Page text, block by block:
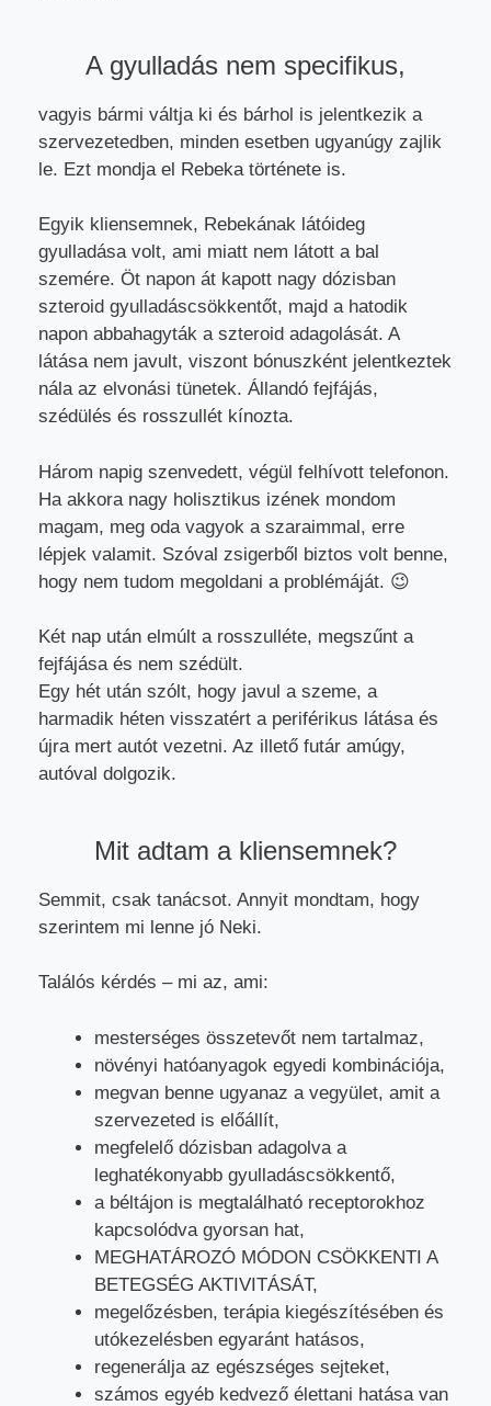
A gyulladás nem specifikus,
vagyis bármi váltja ki és bárhol is jelentkezik a
szervezetedben, minden esetben ugyanúgy zajlik
le. Ezt mondja el Rebeka története is.
Egyik kliensemnek, Rebekának látóideg
gyulladása volt, ami miatt nem látott a bal
szemére. Öt napon át kapott nagy dózisban
szteroid gyulladáscsökkentőt, majd a hatodik
napon abbahagyták a szteroid adagolását. A
látása nem javult, viszont bónuszként jelentkeztek
nála az elvonási tünetek. Állandó fejfájás,
szédülés és rosszullét kínozta.
Három napig szenvedett, végül felhívott telefonon.
Ha akkora nagy holisztikus izének mondom
magam, meg oda vagyok a szaraimmal, erre
lépjek valamit. Szóval zsigerből biztos volt benne,
hogy nem tudom megoldani a problémáját. 😉
Két nap után elmúlt a rosszulléte, megszűnt a
fejfájása és nem szédült.
Egy hét után szólt, hogy javul a szeme, a
harmadik héten visszatért a periférikus látása és
újra mert autót vezetni. Az illető futár amúgy,
autóval dolgozik.
Mit adtam a kliensemnek?
Semmit, csak tanácsot. Annyit mondtam, hogy
szerintem mi lenne jó Neki.
Találós kérdés – mi az, ami:
mesterséges összetevőt nem tartalmaz,
növényi hatóanyagok egyedi kombinációja,
megvan benne ugyanaz a vegyület, amit a
szervezeted is előállít,
megfelelő dózisban adagolva a
leghatékonyabb gyulladáscsökkentő,
a béltájon is megtalálható receptorokhoz
kapcsolódva gyorsan hat,
MEGHATÁROZÓ MÓDON CSÖKKENTI A
BETEGSÉG AKTIVITÁSÁT,
megelőzésben, terápia kiegészítésében és
utókezelésben egyaránt hatásos,
regenerálja az egészséges sejteket,
számos egyéb kedvező élettani hatása van